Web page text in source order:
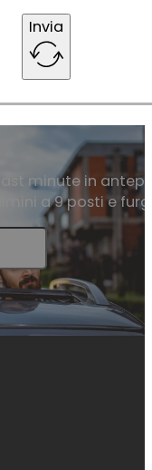
Invia
minute in
a 9 posti e